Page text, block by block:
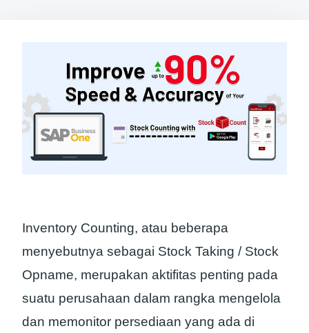
Inventory Counting, atau beberapa
menyebutnya sebagai Stock Taking / Stock
Opname, merupakan aktifitas penting pada
suatu perusahaan dalam rangka mengelola
dan memonitor persediaan yang ada di